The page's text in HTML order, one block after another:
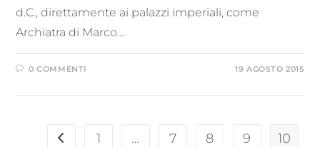
d.C., direttamente ai palazzi imperiali, come
Archiatra di Marco…
0 COMMENTI 19 AGOSTO 2015
1 … 7 8 9
10